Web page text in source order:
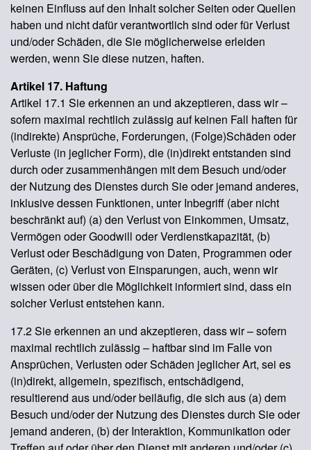
keinen Einfluss auf den Inhalt solcher Seiten oder Quellen
haben und nicht dafür verantwortlich sind oder für Verlust
und/oder Schäden, die Sie möglicherweise erleiden
werden, wenn Sie diese nutzen, haften.
Artikel 17. Haftung
Artikel 17.1 Sie erkennen an und akzeptieren, dass wir –
sofern maximal rechtlich zulässig auf keinen Fall haften für
(indirekte) Ansprüche, Forderungen, (Folge)Schäden oder
Verluste (in jeglicher Form), die (in)direkt entstanden sind
durch oder zusammenhängen mit dem Besuch und/oder
der Nutzung des Dienstes durch Sie oder jemand anderes,
inklusive dessen Funktionen, unter Inbegriff (aber nicht
beschränkt auf) (a) den Verlust von Einkommen, Umsatz,
Vermögen oder Goodwill oder Verdienstkapazität, (b)
Verlust oder Beschädigung von Daten, Programmen oder
Geräten, (c) Verlust von Einsparungen, auch, wenn wir
wissen oder über die Möglichkeit informiert sind, dass ein
solcher Verlust entstehen kann.
17.2 Sie erkennen an und akzeptieren, dass wir – sofern
maximal rechtlich zulässig – haftbar sind im Falle von
Ansprüchen, Verlusten oder Schäden jeglicher Art, sei es
(in)direkt, allgemein, spezifisch, entschädigend,
resultierend aus und/oder beiläufig, die sich aus (a) dem
Besuch und/oder der Nutzung des Dienstes durch Sie oder
jemand anderen, (b) der Interaktion, Kommunikation oder